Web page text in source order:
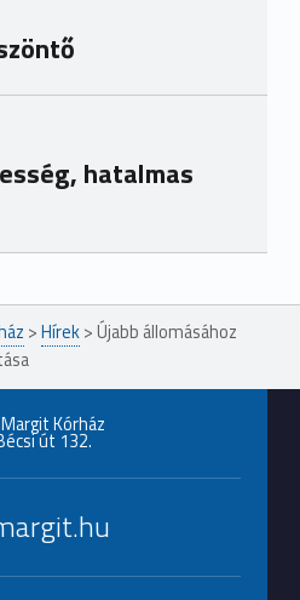
hatalmas
>Hírek> Újabb állomásához
Kórház
út 132.